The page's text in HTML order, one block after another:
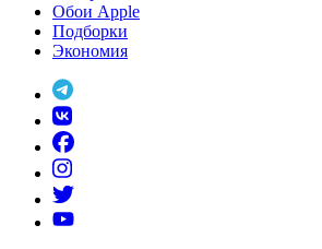
Обои Apple
Подборки
Экономия